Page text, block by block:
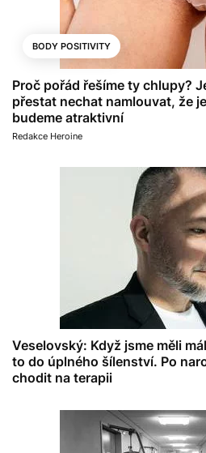
BODY POSITIVITY
Proč pořád řešíme ty chlupy?
přestat nechat namlouvat, že
budeme atraktivní
Redakce Heroine
Veselovský: Když jsme měli
to do úplného šílenství. Po
chodit na terapii